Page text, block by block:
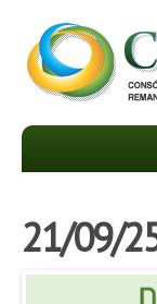
DEPARTAMENTOS
21/09/